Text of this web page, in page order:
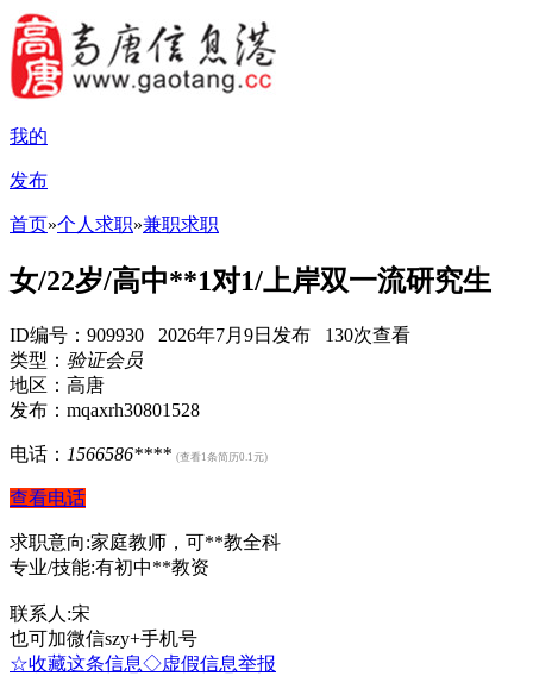
我的
发布
首页»个人求职»兼职求职
女/22岁/高中**1对1/上岸双一流研究生
ID编号：909930 2026年7月9日发布 130次查看
类型： 验证会员
地区：高唐
发布：mqaxrh30801528
电话： 1566586**** (查看1条简历0.1元)
查看电话
求职意向:家庭教师，可**教全科
专业/技能:有初中**教资
联系人:宋
也可加微信szy+手机号
☆收藏这条信息◇虚假信息举报